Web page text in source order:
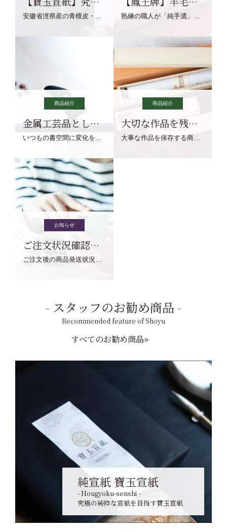
商品紹介
金属工芸品としての文鎮
商品紹介
大切な作品を残す作品保存商品
お知らせ
ご注文状況確認について
スタッフのお勧め商品
Recommended feature of Shoyu
すべてのお勧め商品»
純宣紙 寶玉宣紙
- Hougyoku-senshi -
究極の純粋な宣紙を目指す寶玉宣紙